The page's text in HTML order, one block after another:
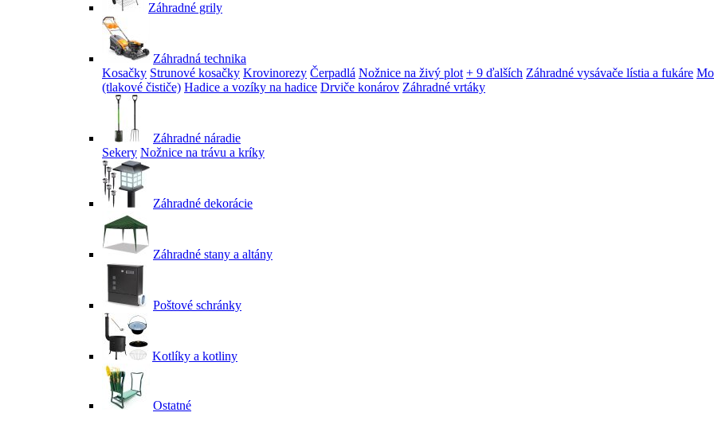
Záhradné grily
Záhradná technika
Kosačky Strunové kosačky Krovinorezy Čerpadlá Nožnice na živý plot + 9 ďalších Záhradné vysávače lístia a fukáre
(tlakové čističe) Hadice a vozíky na hadice Drviče konárov Záhradné vrtáky
Záhradné náradie
Sekery Nožnice na trávu a kríky
Záhradné dekorácie
Záhradné stany a altány
Poštové schránky
Kotlíky a kotliny
Ostatné